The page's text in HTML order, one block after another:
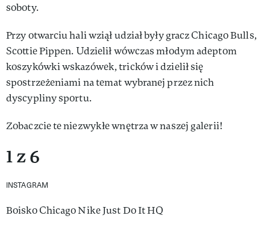
soboty.
Przy otwarciu hali wziął udział były gracz Chicago Bulls,
Scottie Pippen. Udzielił wówczas młodym adeptom
koszykówki wskazówek, tricków i dzielił się
spostrzeżeniami na temat wybranej przez nich
dyscypliny sportu.
Zobaczcie te niezwykłe wnętrza w naszej galerii!
1 z 6
INSTAGRAM
Boisko Chicago Nike Just Do It HQ